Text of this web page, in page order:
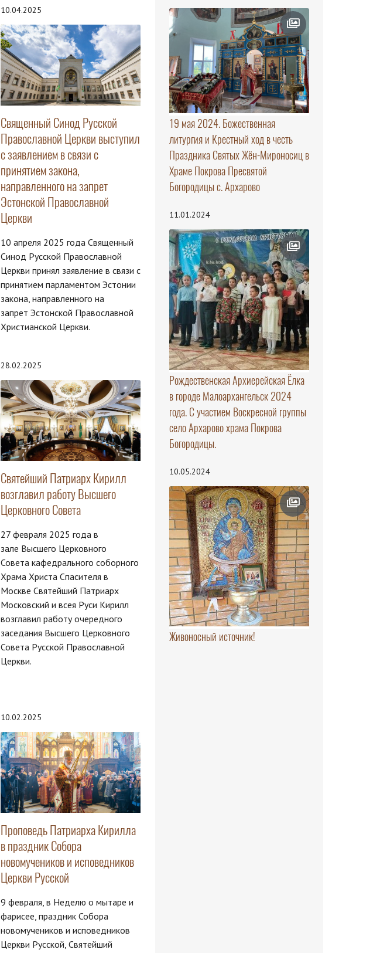
10.04.2025
Священный Синод Русской
Православной Церкви выступил
с заявлением в связи с
принятием закона,
направленного на запрет
Эстонской Православной
Церкви
10 апреля 2025 года Священный
Синод Русской Православной
Церкви принял заявление в связи с
принятием парламентом Эстонии
закона, направленного на
запрет Эстонской Православной
Христианской Церкви.
28.02.2025
Святейший Патриарх Кирилл
возглавил работу Высшего
Церковного Совета
27 февраля 2025 года в
зале Высшего Церковного
Совета кафедрального соборного
Храма Христа Спасителя в
Москве Святейший Патриарх
Московский и всея Руси Кирилл
возглавил работу очередного
заседания Высшего Церковного
Совета Русской Православной
Церкви.
10.02.2025
Проповедь Патриарха Кирилла
в праздник Собора
новомучеников и исповедников
Церкви Русской
9 февраля, в Неделю о мытаре и
фарисее, праздник Собора
новомучеников и исповедников
Церкви Русской, Святейший
19 мая 2024. Божественная
литургия и Крестный ход в честь
Праздника Святых Жён-Мироносиц в
Храме Покрова Пресвятой
Богородицы с. Архарово
11.01.2024
Рождественская Архиерейская Ёлка
в городе Малоархангельск 2024
года. С участием Воскресной группы
село Архарово храма Покрова
Богородицы.
10.05.2024
Живоносный источник!